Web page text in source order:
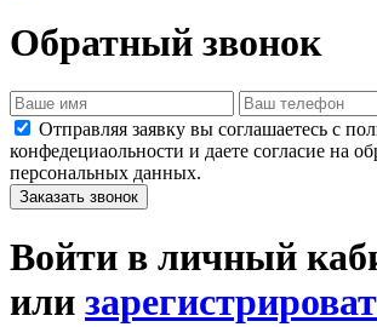
Обратный звонок
Отправляя заявку вы соглашаетесь с
конфедециаольности и даете согласие на
персональных данных.
Заказать звонок
Войти в личный
или